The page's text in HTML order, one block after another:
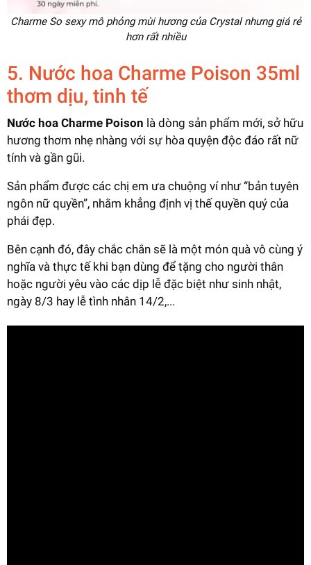
Charme So sexy mô phỏng mùi hương của Crystal nhưng giá rẻ
hơn rất nhiều
5. Nước hoa Charme Poison 35ml
thơm dịu, tinh tế
Nước hoa Charme Poison là dòng sản phẩm mới, sở hữu
hương thơm nhẹ nhàng với sự hòa quyện độc đáo rất nữ
tính và gần gũi.
Sản phẩm được các chị em ưa chuộng ví như “bản tuyên
ngôn nữ quyền”, nhằm khẳng định vị thế quyền quý của
phái đẹp.
Bên cạnh đó, đây chắc chắn sẽ là một món quà vô cùng ý
nghĩa và thực tế khi bạn dùng để tặng cho người thân
hoặc người yêu vào các dịp lễ đặc biệt như sinh nhật,
ngày 8/3 hay lễ tình nhân 14/2,...